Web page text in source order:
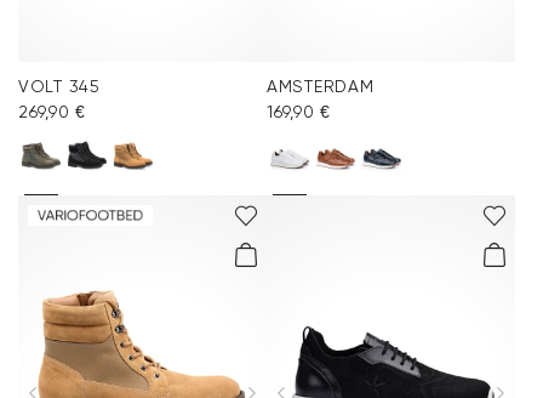
VOLT 345
269,90 €
AMSTERDAM
169,90 €